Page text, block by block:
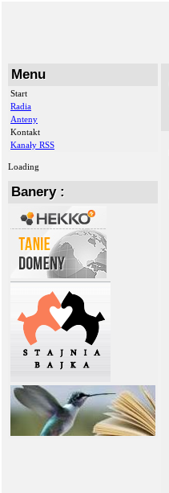
Menu
Start
Radia
Anteny
Kontakt
Kanały RSS
Loading
Banery :